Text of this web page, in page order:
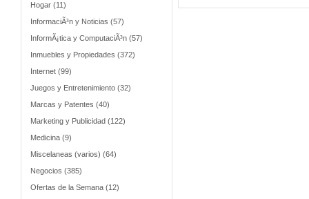
Hogar (11)
InformaciÃ³n y Noticias (57)
InformÃ¡tica y ComputaciÃ³n (57)
Inmuebles y Propiedades (372)
Internet (99)
Juegos y Entretenimiento (32)
Marcas y Patentes (40)
Marketing y Publicidad (122)
Medicina (9)
Miscelaneas (varios) (64)
Negocios (385)
Ofertas de la Semana (12)